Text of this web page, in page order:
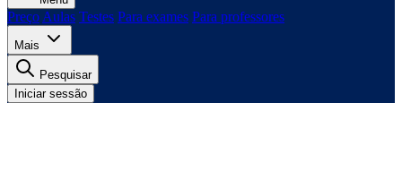
Preço Aulas Testes Para exames Para professores
Mais
Pesquisar
Iniciar sessão